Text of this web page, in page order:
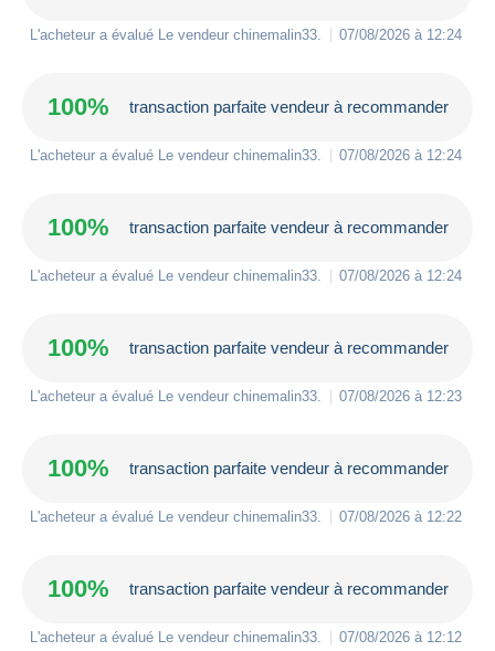
L'acheteur a évalué Le vendeur chinemalin33 07/08/2026 à 12:24
100% transaction parfaite vendeur à recommander
L'acheteur a évalué Le vendeur chinemalin33 07/08/2026 à 12:24
100% transaction parfaite vendeur à recommander
L'acheteur a évalué Le vendeur chinemalin33 07/08/2026 à 12:24
100% transaction parfaite vendeur à recommander
L'acheteur a évalué Le vendeur chinemalin33 07/08/2026 à 12:23
100% transaction parfaite vendeur à recommander
L'acheteur a évalué Le vendeur chinemalin33 07/08/2026 à 12:22
100% transaction parfaite vendeur à recommander
L'acheteur a évalué Le vendeur chinemalin33 07/08/2026 à 12:12